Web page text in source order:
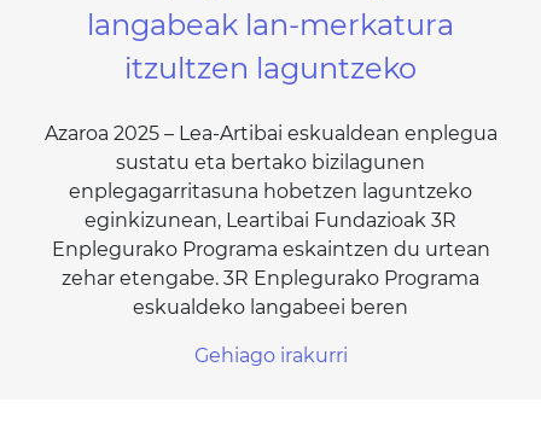
langabeak lan-merkatura
itzultzen laguntzeko
Azaroa 2025 – Lea-Artibai eskualdean enplegua
sustatu eta bertako bizilagunen
enplegagarritasuna hobetzen laguntzeko
eginkizunean, Leartibai Fundazioak 3R
Enplegurako Programa eskaintzen du urtean
zehar etengabe. 3R Enplegurako Programa
eskualdeko langabeei beren
Gehiago irakurri